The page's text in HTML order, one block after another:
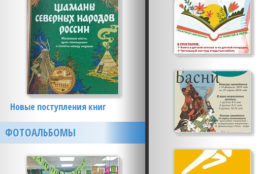
Новые поступления книг
ФОТОАЛЬБОМЫ